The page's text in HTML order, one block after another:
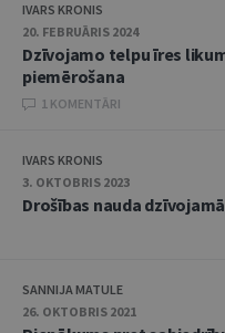
IVARS KRONIS
20. FEBRUĀRIS 2024
Dzīvojamo telpu īres
piemērošana
1 KOMENTĀRI
IVARS KRONIS
3. OKTOBRIS 2023
Drošības nauda
SANNIJA MATULE
26. OKTOBRIS 2021